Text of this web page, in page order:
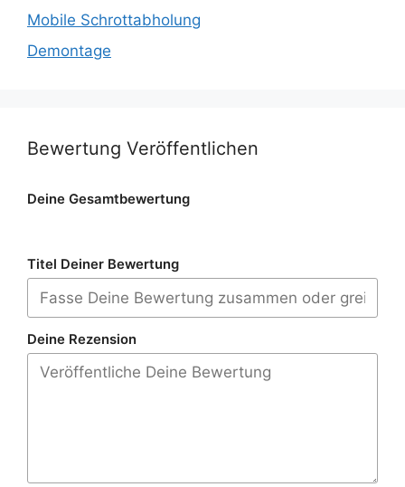
Mobile Schrottabholung
Demontage
Bewertung Veröffentlichen
Deine Gesamtbewertung
Titel Deiner Bewertung
Deine Rezension